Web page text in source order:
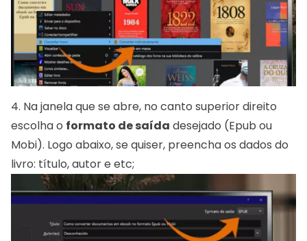
4. Na janela que se abre, no canto superior direito
escolha o formato de saída desejado (Epub ou
Mobi). Logo abaixo, se quiser, preencha os dados do
livro: título, autor e etc;